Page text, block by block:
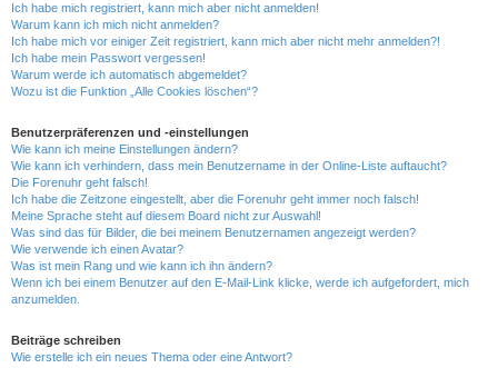
Ich habe mich registriert, kann mich aber nicht anmelden!
Warum kann ich mich nicht anmelden?
Ich habe mich vor einiger Zeit registriert, kann mich aber nicht mehr anmelden?!
Ich habe mein Passwort vergessen!
Warum werde ich automatisch abgemeldet?
Wozu ist die Funktion „Alle Cookies löschen“?
Benutzerpräferenzen und -einstellungen
Wie kann ich meine Einstellungen ändern?
Wie kann ich verhindern, dass mein Benutzername in der Online-Liste auftaucht?
Die Forenuhr geht falsch!
Ich habe die Zeitzone eingestellt, aber die Forenuhr geht immer noch falsch!
Meine Sprache steht auf diesem Board nicht zur Auswahl!
Was sind das für Bilder, die bei meinem Benutzernamen angezeigt werden?
Wie verwende ich einen Avatar?
Was ist mein Rang und wie kann ich ihn ändern?
Wenn ich bei einem Benutzer auf den E-Mail-Link klicke, werde ich aufgefordert, mich
anzumelden.
Beiträge schreiben
Wie erstelle ich ein neues Thema oder eine Antwort?